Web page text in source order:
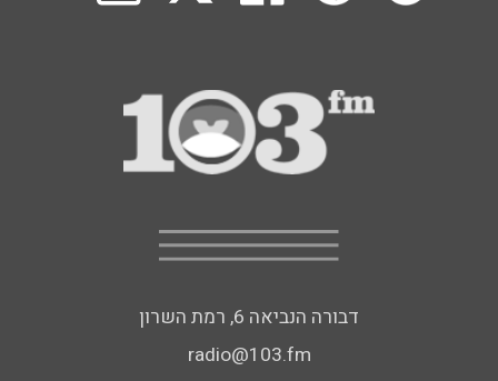
דבורה הנביאה 6, רמת השרון
radio@103.fm